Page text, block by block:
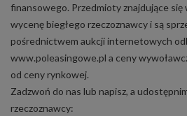
finansowego. Przedmioty znajdujące się
wycenę biegłego rzeczoznawcy i są
pośrednictwem aukcji internetowych
www.poleasingowe.pl a ceny
od ceny rynkowej.
Zadzwoń do nas lub napisz, a
rzeczoznawcy: